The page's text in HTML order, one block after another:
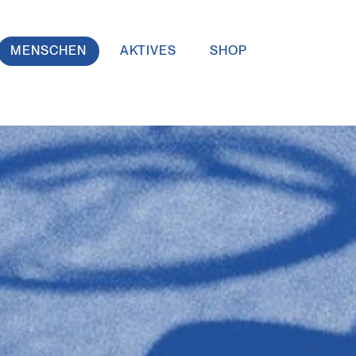
MENSCHEN AKTIVES SHOP